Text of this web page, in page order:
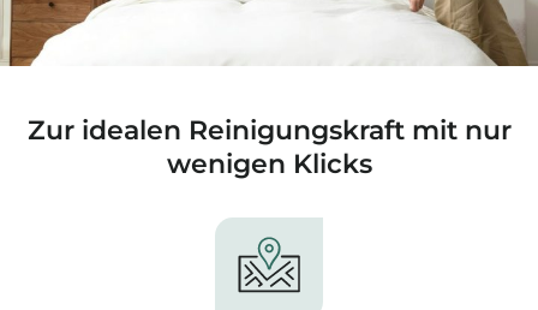
Zur idealen Reinigungskraft mit nur
wenigen Klicks